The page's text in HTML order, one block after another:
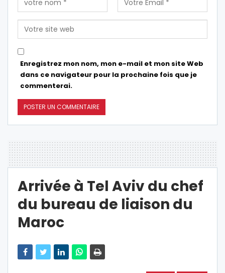
Enregistrez mon nom, mon e-mail et mon site Web
dans ce navigateur pour la prochaine fois que je
commenterai.
Arrivée à Tel Aviv du chef
du bureau de liaison du
Maroc